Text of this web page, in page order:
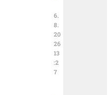
6.
8.
20
26
13
:2
7